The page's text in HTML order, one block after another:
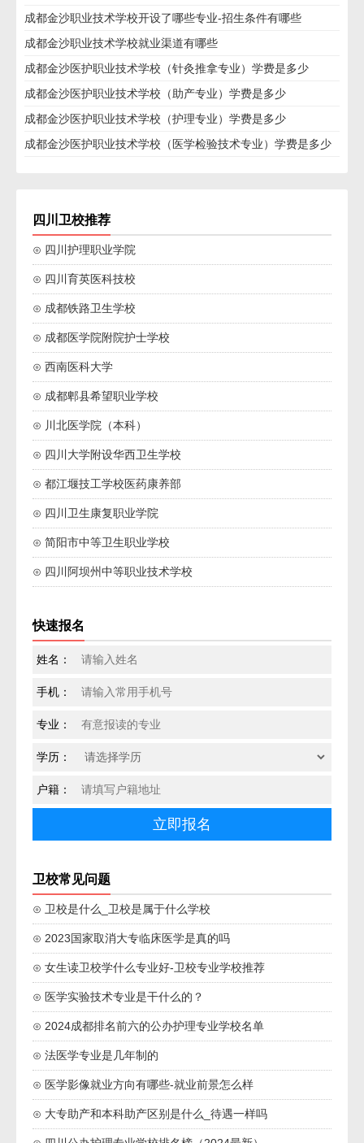
成都金沙职业技术学校开设了哪些专业-招生条件有哪些
成都金沙职业技术学校就业渠道有哪些
成都金沙医护职业技术学校（针灸推拿专业）学费是多少
成都金沙医护职业技术学校（助产专业）学费是多少
成都金沙医护职业技术学校（护理专业）学费是多少
成都金沙医护职业技术学校（医学检验技术专业）学费是多少
四川卫校推荐
⊙ 四川护理职业学院
⊙ 四川育英医科技校
⊙ 成都铁路卫生学校
⊙ 成都医学院附院护士学校
⊙ 西南医科大学
⊙ 成都郫县希望职业学校
⊙ 川北医学院（本科）
⊙ 四川大学附设华西卫生学校
⊙ 都江堰技工学校医药康养部
⊙ 四川卫生康复职业学院
⊙ 简阳市中等卫生职业学校
⊙ 四川阿坝州中等职业技术学校
快速报名
姓名：
手机：
专业：
学历：
户籍：
卫校常见问题
⊙ 卫校是什么_卫校是属于什么学校
⊙ 2023国家取消大专临床医学是真的吗
⊙ 女生读卫校学什么专业好-卫校专业学校推荐
⊙ 医学实验技术专业是干什么的？
⊙ 2024成都排名前六的公办护理专业学校名单
⊙ 法医学专业是几年制的
⊙ 医学影像就业方向有哪些-就业前景怎么样
⊙ 大专助产和本科助产区别是什么_待遇一样吗